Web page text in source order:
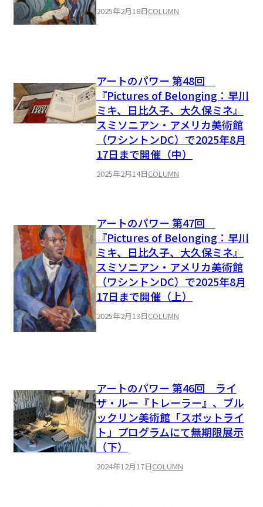
2025年2月18日COLUMN
アートのパワー 第48回
『Pictures of Belonging：早川
ミキ、日比久子、大久保ミネ』
スミソニアン・アメリカ美術館
（ワシントンDC）で2025年8月
17日まで開催（中）
2025年2月14日COLUMN
アートのパワー 第47回
『Pictures of Belonging：早川
ミキ、日比久子、大久保ミネ』
スミソニアン・アメリカ美術館
（ワシントンDC）で2025年8月
17日まで開催（上）
2025年2月13日COLUMN
アートのパワー 第46回 ライ
ザ・ルー『トレーラー』、ブル
ックリン美術館「スポットライ
ト」プログラムにて無期限展示
（下）
2024年12月17日COLUMN